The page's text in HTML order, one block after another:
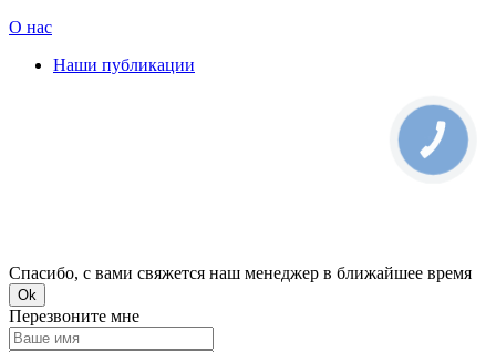
О нас
Наши публикации
Спасибо, с вами свяжется наш менеджер в ближайшее время
Ok
Перезвоните мне
КНОПКА
ЗВ'ЯЗКУ